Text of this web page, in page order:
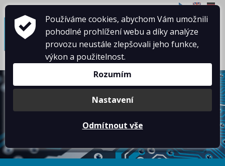
≡
Používáme cookies, abychom Vám umožnili
pohodlné prohlížení webu a díky analýze
provozu neustále zlepšovali jeho funkce,
výkon a použitelnost.
Rozumím
Nastavení
Odmítnout vše